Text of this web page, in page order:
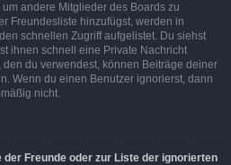
andere Mitglieder des Boards zu
Freundesliste hinzufügst, werden in
schnellen Zugriff aufgelistet. Du siehst
ihnen schnell eine Private Nachricht
du verwendest, können Beiträge deiner
Wenn du einen Benutzer ignorierst, dann
nicht.
Freunde oder zur Liste der ignorierten